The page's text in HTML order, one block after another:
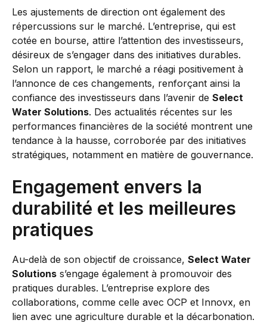
Les ajustements de direction ont également des
répercussions sur le marché. L’entreprise, qui est
cotée en bourse, attire l’attention des investisseurs,
désireux de s’engager dans des initiatives durables.
Selon un rapport, le marché a réagi positivement à
l’annonce de ces changements, renforçant ainsi la
confiance des investisseurs dans l’avenir de Select
Water Solutions. Des actualités récentes sur les
performances financières de la société montrent une
tendance à la hausse, corroborée par des initiatives
stratégiques, notamment en matière de gouvernance.
Engagement envers la
durabilité et les meilleures
pratiques
Au-delà de son objectif de croissance, Select Water
Solutions s’engage également à promouvoir des
pratiques durables. L’entreprise explore des
collaborations, comme celle avec OCP et Innovx, en
lien avec une agriculture durable et la décarbonation.